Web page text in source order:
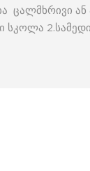
ცალმხრივი